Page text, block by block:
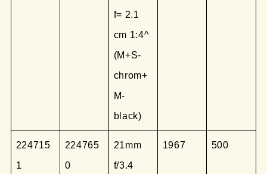
f= 2.1
cm 1:4^
(M+S-
chrom+
M-
black)
224715
1
224765
0
21mm
f/3.4
1967 500